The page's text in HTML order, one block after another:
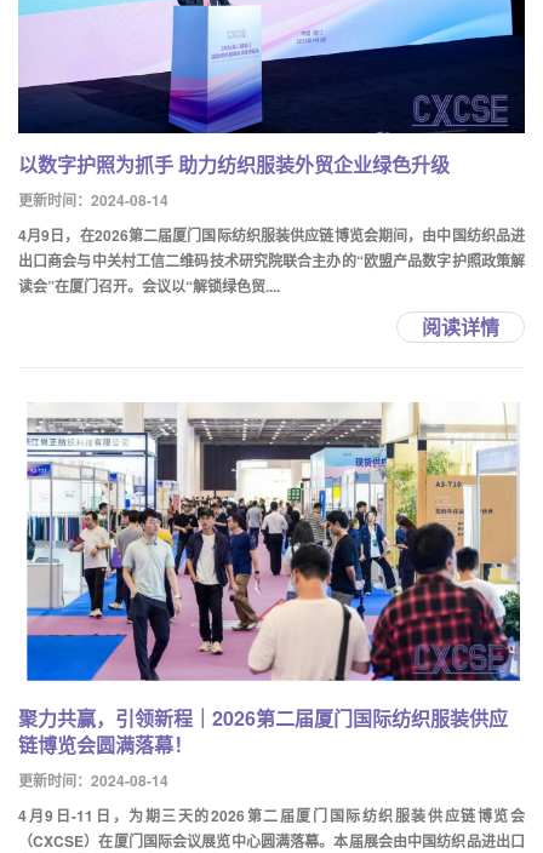
以数字护照为抓手 助力纺织服装外贸企业绿色升级
更新时间：2024-08-14
4月9日，在2026第二届厦门国际纺织服装供应链博览会期间，由中国纺织品进
出口商会与中关村工信二维码技术研究院联合主办的“欧盟产品数字护照政策解
读会”在厦门召开。会议以“解锁绿色贸....
阅读详情
聚力共赢，引领新程｜2026第二届厦门国际纺织服装供应
链博览会圆满落幕！
更新时间：2024-08-14
4月9日-11日，为期三天的2026第二届厦门国际纺织服装供应链博览会
（CXCSE）在厦门国际会议展览中心圆满落幕。本届展会由中国纺织品进出口